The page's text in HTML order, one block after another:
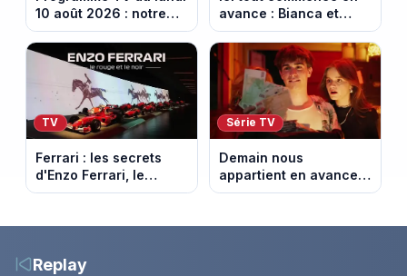
10 août 2026 : notre
sélection pour votre
soirée télé
avance : Bianca et
Loup s’embrassent.
Episode du 11 août
2026 (spoiler)
TV
Ferrari : les secrets
d'Enzo Ferrari, le
fondateur de la
cheval cabré
Série TV
Demain nous
appartient en avance :
Alex face à un choix
août 2026.
Replay